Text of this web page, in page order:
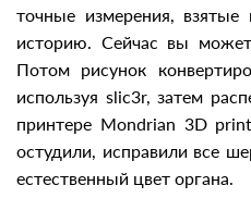
точные измерения,
историю. Сейчас вы
Потом рисунок
используя slic3r, затем
принтере Mondrian 3D
остудили, исправили все
естественный цвет органа.